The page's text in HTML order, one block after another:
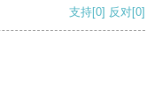
支持[0] 反对[0]